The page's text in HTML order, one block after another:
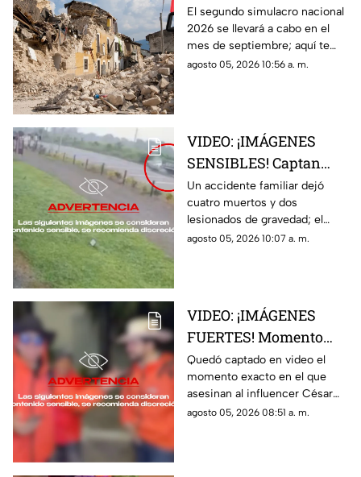
Aguascalientes? Fecha
para el segundo
simulacro nacional
2026
El segundo simulacro nacional
2026 se llevará a cabo en el
mes de septiembre; aquí te
contamos más sobre la fecha y
agosto 05, 2026 10:56 a. m.
VIDEO: ¡IMÁGENES
SENSIBLES! Captan
brutal accidente
familiar que dejó 4
muertos y 2 lesionados
Un accidente familiar dejó
cuatro muertos y dos
lesionados de gravedad; el
momento quedó captado en
agosto 05, 2026 10:07 a. m.
VIDEO: ¡IMÁGENES
FUERTES! Momento
exacto en el que
asesinan a influencer
César Gastélum
durante transmisión
Quedó captado en video el
momento exacto en el que
asesinan al influencer César
Gastélum durante una
agosto 05, 2026 08:51 a. m.